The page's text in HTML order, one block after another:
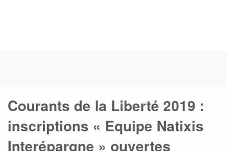
Courants de la Liberté 2019 :
inscriptions « Equipe Natixis
Interépargne » ouvertes